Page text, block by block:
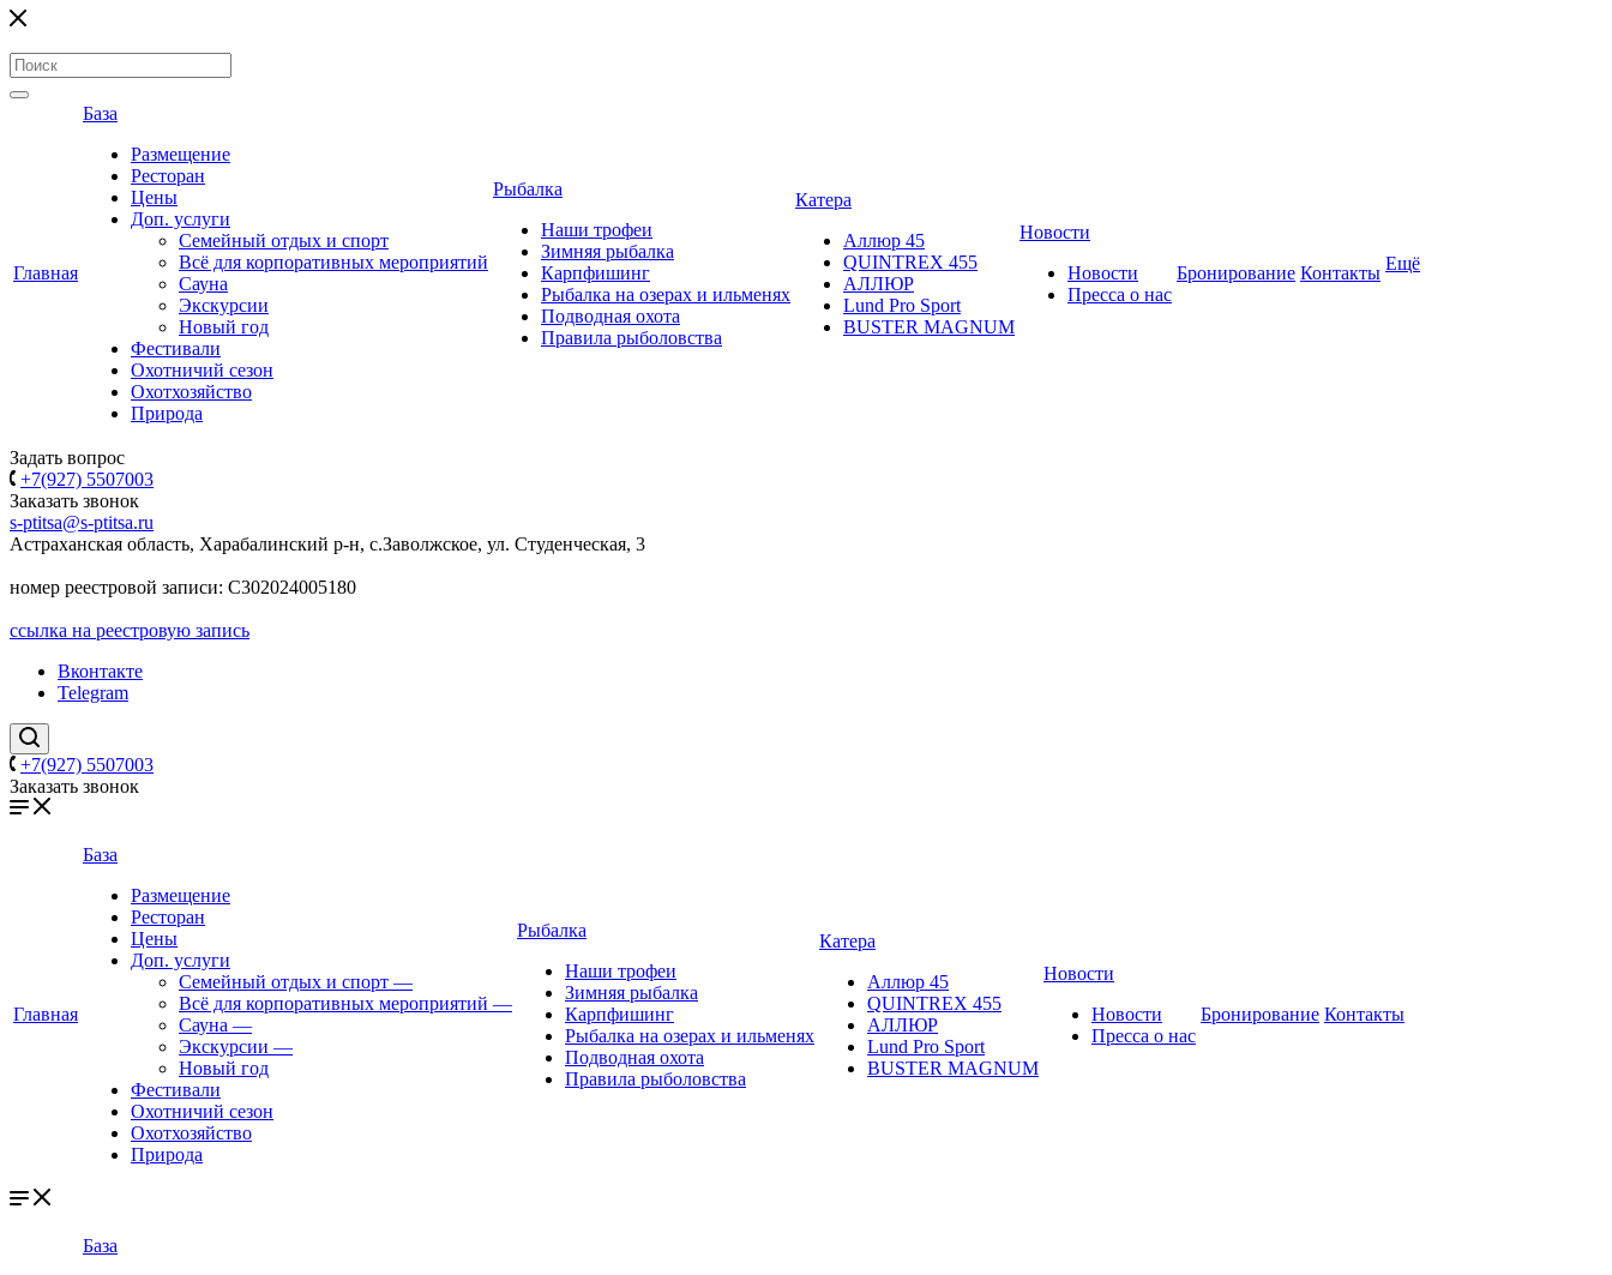
Главная
База
Размещение
Ресторан
Цены
Доп. услуги
Семейный отдых и спорт
Всё для корпоративных мероприятий
Сауна
Экскурсии
Новый год
Фестивали
Охотничий сезон
Охотхозяйство
Природа
Рыбалка
Наши трофеи
Зимняя рыбалка
Карпфишинг
Рыбалка на озерах и ильменях
Подводная охота
Правила рыболовства
Катера
Аллюр 45
QUINTREX 455
АЛЛЮР
Lund Рro Sport
BUSTER MAGNUM
Новости
Новости
Пресса о нас
Бронирование Контакты Ещё
Задать вопрос
+7(927) 5507003
Заказать звонок
s-ptitsa@s-ptitsa.ru
Астраханская область, Харабалинский р-н, с.Заволжское, ул. Студенческая, 3
номер реестровой записи: С302024005180
ссылка на реестровую запись
Вконтакте
Telegram
+7(927) 5507003
Заказать звонок
Главная
База
Размещение
Ресторан
Цены
Доп. услуги
Семейный отдых и спорт —
Всё для корпоративных мероприятий —
Сауна —
Экскурсии —
Новый год
Фестивали
Охотничий сезон
Охотхозяйство
Природа
Рыбалка
Наши трофеи
Зимняя рыбалка
Карпфишинг
Рыбалка на озерах и ильменях
Подводная охота
Правила рыболовства
Катера
Аллюр 45
QUINTREX 455
АЛЛЮР
Lund Рro Sport
BUSTER MAGNUM
Новости
Новости
Пресса о нас
Бронирование Контакты
База